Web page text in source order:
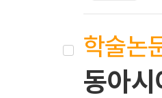
학술논
동아